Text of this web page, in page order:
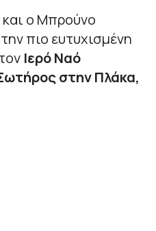
ο Μπρούνο
πιο ευτυχισμένη
Ιερό Ναό
στην Πλάκα,